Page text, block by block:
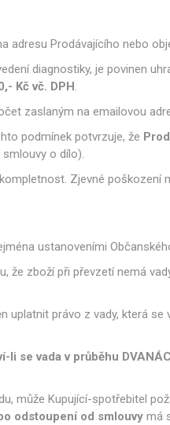
Prodávajícího nebo
diagnostiky, je povinen
Kč vč. DPH.
zaslaným na emailovou
podmínek potvrzuje, že
o dílo).
Zjevné poškození
ustanoveními
že zboží při převzetí nemá
uplatnit právo z vady, která
li se vada v průběhu
může Kupující-spotřebitel
odstoupení od smlouvy má